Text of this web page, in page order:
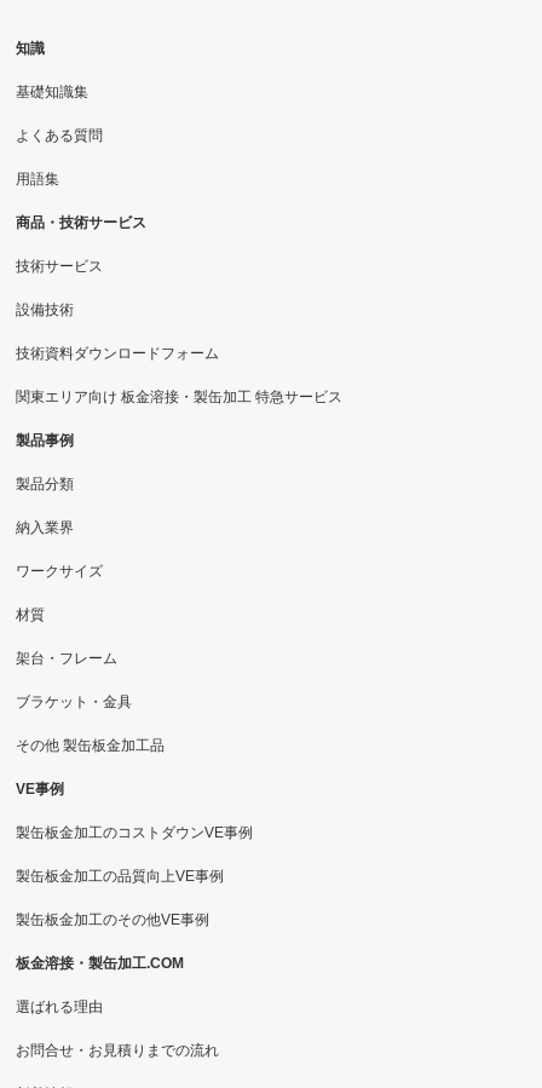
知識
基礎知識集
よくある質問
用語集
商品・技術サービス
技術サービス
設備技術
技術資料ダウンロードフォーム
関東エリア向け 板金溶接・製缶加工 特急サービス
製品事例
製品分類
納入業界
ワークサイズ
材質
架台・フレーム
ブラケット・金具
その他 製缶板金加工品
VE事例
製缶板金加工のコストダウンVE事例
製缶板金加工の品質向上VE事例
製缶板金加工のその他VE事例
板金溶接・製缶加工.COM
選ばれる理由
お問合せ・お見積りまでの流れ